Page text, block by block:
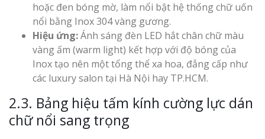
hoặc đen bóng mờ, làm nổi bật hệ thống chữ uốn
nổi bằng Inox 304 vàng gương.
Hiệu ứng:Ánh sáng đèn LED hắt chân chữ màu
vàng ấm (warm light) kết hợp với độ bóng của
Inox tạo nên một tổng thể xa hoa, đẳng cấp như
các luxury salon tại Hà Nội hay TP.HCM.
2.3. Bảng hiệu tấm kính cường lực dán
chữ nổi sang trọng